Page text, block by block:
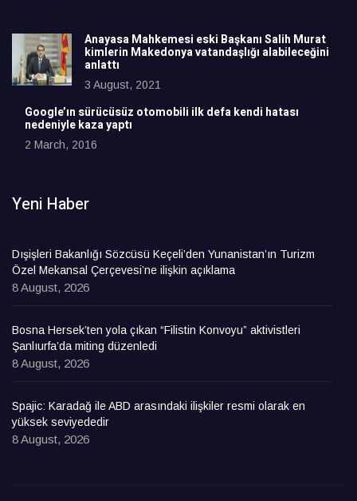
Anayasa Mahkemesi eski Başkanı Salih Murat
kimlerin Makedonya vatandaşlığı alabileceğini
anlattı
3 August, 2021
Google’ın sürücüsüz otomobili ilk defa kendi hatası
nedeniyle kaza yaptı
2 March, 2016
Yeni Haber
Dışişleri Bakanlığı Sözcüsü Keçeli’den Yunanistan’ın Turizm
Özel Mekansal Çerçevesi’ne ilişkin açıklama
8 August, 2026
Bosna Hersek’ten yola çıkan “Filistin Konvoyu” aktivistleri
Şanlıurfa’da miting düzenledi
8 August, 2026
Spajic: Karadağ ile ABD arasındaki ilişkiler resmi olarak en
yüksek seviyededir
8 August, 2026